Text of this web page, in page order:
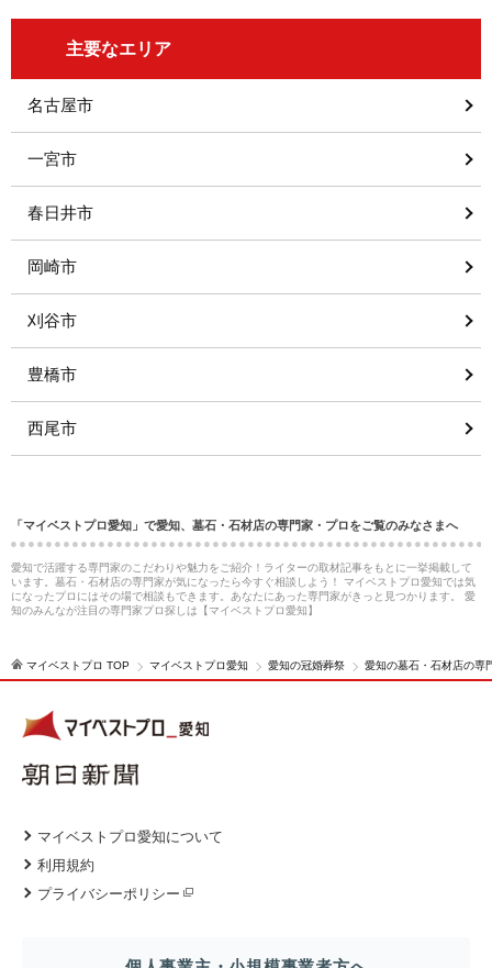
主要なエリア
名古屋市
一宮市
春日井市
岡崎市
刈谷市
豊橋市
西尾市
「マイベストプロ愛知」で愛知、墓石・石材店の専門家・プロをご覧のみなさまへ
愛知で活躍する専門家のこだわりや魅力をご紹介！ライターの取材記事をもとに一挙掲載して
います。墓石・石材店の専門家が気になったら今すぐ相談しよう！ マイベストプロ愛知では気
になったプロにはその場で相談もできます。あなたにあった専門家がきっと見つかります。 愛
知のみんなが注目の専門家プロ探しは【マイベストプロ愛知】
マイベストプロ TOP マイベストプロ愛知 愛知の冠婚葬祭 愛知の墓石・石材店の専
マイベストプロ愛知について
利用規約
プライバシーポリシー